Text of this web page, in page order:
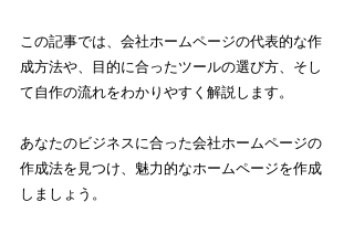
この記事では、会社ホームページの代表的な作
成方法や、目的に合ったツールの選び方、そし
て自作の流れをわかりやすく解説します。
あなたのビジネスに合った会社ホームページの
作成法を見つけ、魅力的なホームページを作成
しましょう。